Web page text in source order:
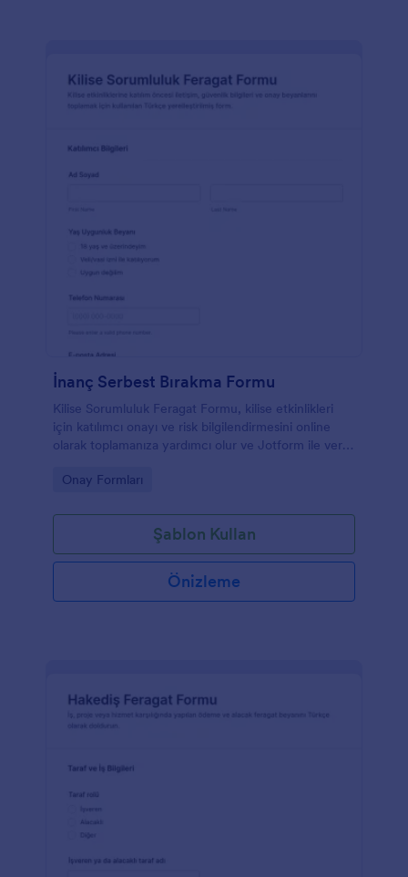
İnanç Serbest Bırakma Formu
Kilise Sorumluluk Feragat Formu, kilise etkinlikleri
için katılımcı onayı ve risk bilgilendirmesini online
olarak toplamanıza yardımcı olur ve Jotform ile veri
Go to Category:
Onay Formları
Şablon Kullan
Önizleme